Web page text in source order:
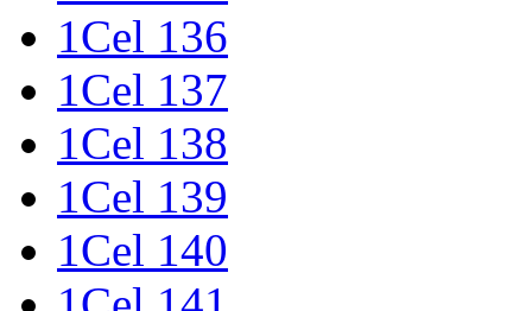
1Cel 136
1Cel 137
1Cel 138
1Cel 139
1Cel 140